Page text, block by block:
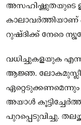
അസഹിഷ്ണുതയുടെ
കാലാവർത്തിയാണ്
റുഷ്‌ദിക്ക് നേരെ
വധിച്ചുകളയുക
ആജ്ഞ.
ഏറ്റെടുക്കണമെന്നും
അയാൾ
പുറപ്പെടുവിച്ചു.